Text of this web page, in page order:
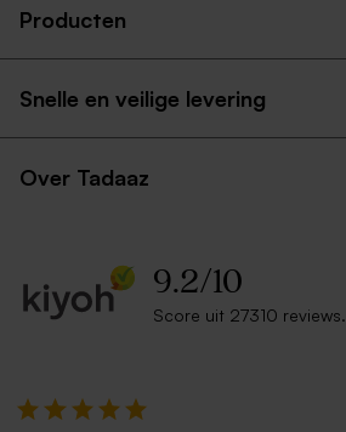
Producten
Snelle en veilige levering
Over Tadaaz
9.2/10
Score uit 27310 reviews.